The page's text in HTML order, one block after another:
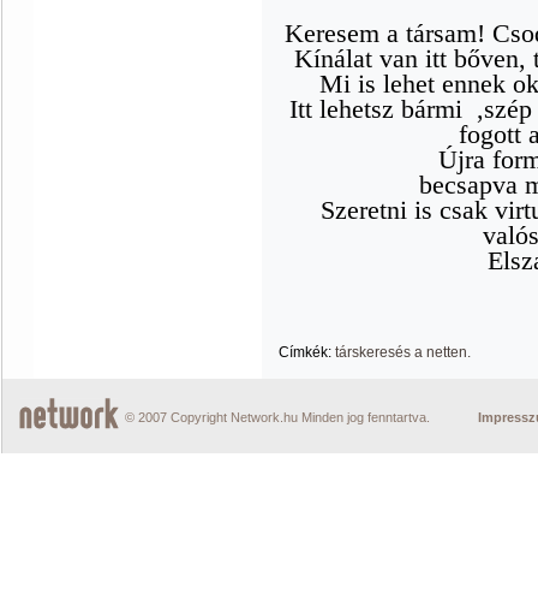
Keresem a társam!
Kínálat van itt bőven,
Mi is lehet ennek
Itt lehetsz bármi
fogott
Újra
becsapva
Szeretni is csak
Címkék: társkeresés a netten.
© 2007 Copyright Network.hu Minden jog fenntartva.